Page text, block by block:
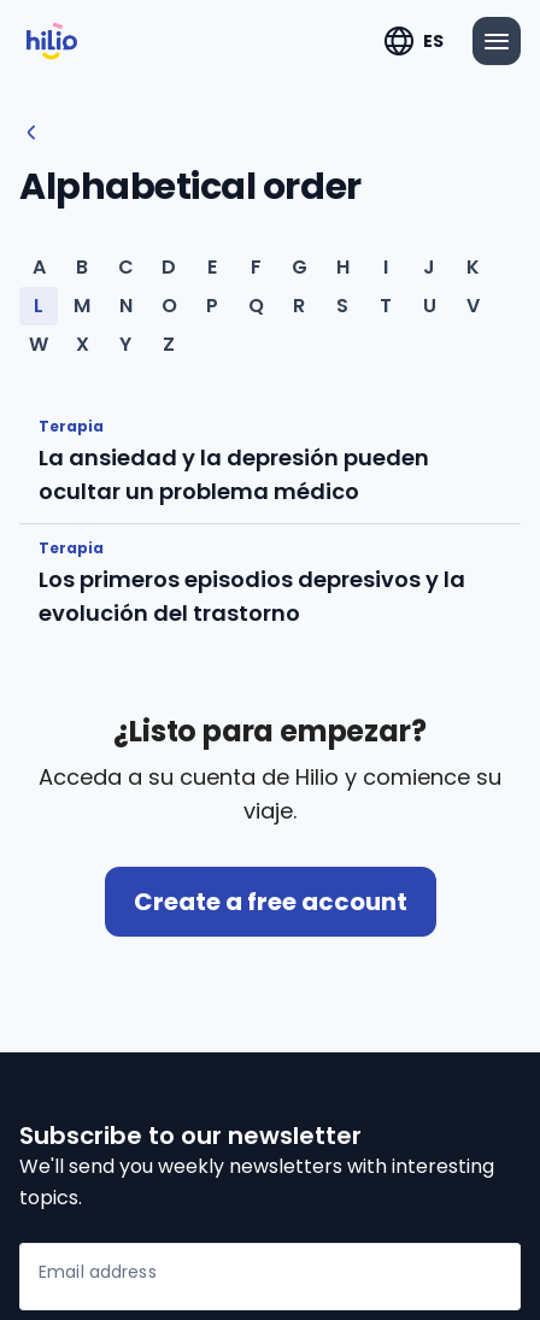
ES
Alphabetical order
A B C D E F G H I J
K
L
M N O P Q R S T U
V
W
X Y Z
Terapia
La ansiedad y la depresión pueden
ocultar un problema médico
Terapia
Los primeros episodios depresivos y la
evolución del trastorno
¿Listo para empezar?
Acceda a su cuenta de Hilio y comience su
viaje.
Create a free account
Subscribe to our newsletter
We'll send you weekly newsletters with interesting
topics.
Email address